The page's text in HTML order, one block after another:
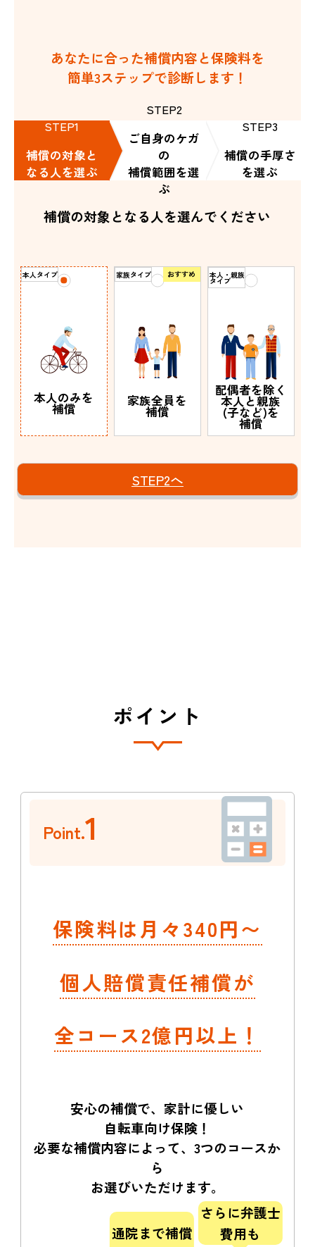
あなたに合った補償内容と保険料を
簡単3ステップで診断します！
STEP1
補償の対象と
なる人を選ぶ
STEP2
ご自身のケガ
の
補償範囲を選
ぶ
STEP3
補償の手厚さ
を選ぶ
補償の対象となる人を選んでください
本人タイプ
本人のみを
補償
家族タイプ おすすめ
家族全員を
補償
本人・親族
タイプ
配偶者を除く
本人と親族
(子など)を
補償
STEP2へ
ポイント
Point.1
保険料は月々340円〜
個人賠償責任補償が
全コース2億円以上！
安心の補償で、家計に優しい
自転車向け保険！
必要な補償内容によって、3つのコースか
ら
お選びいただけます。
通院まで補償
さらに弁護士
費用も